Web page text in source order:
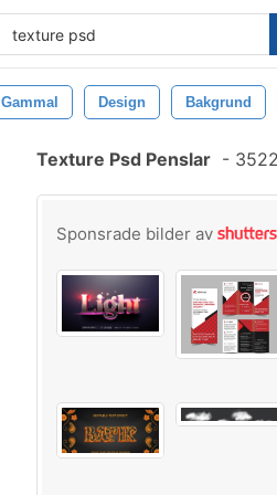
Gammal Design Bakgrund
Texture Psd Penslar -
Sponsrade bilder av